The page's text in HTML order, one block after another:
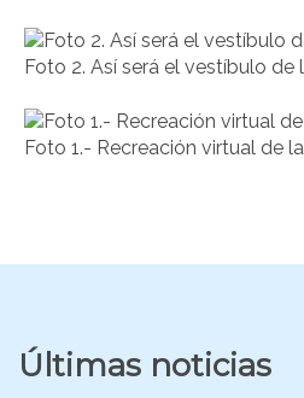
Foto 2. Así será el vestíbulo de
Foto 1.- Recreación virtual de
Últimas noticias